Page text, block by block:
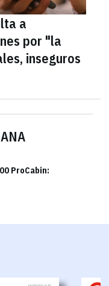
ProCabin:
a
por "la
inseguros